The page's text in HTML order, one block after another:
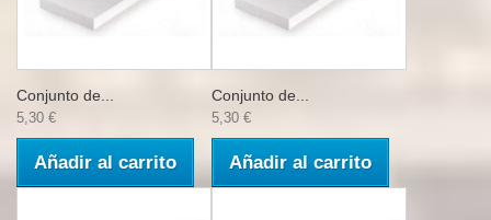
Conjunto de...
5,30 €
Añadir al carrito
Conjunto de...
5,30 €
Añadir al carrito